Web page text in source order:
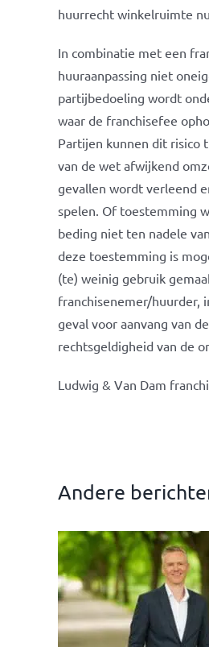
huurrecht winkelruimte
In combinatie met een
huuraanpassing niet
partijbedoeling wordt
waar de franchisefee
Partijen kunnen dit risico
van de wet afwijkend
gevallen wordt verleend
spelen. Of toestemming
beding niet ten nadele
deze toestemming is
(te) weinig gebruik
franchisenemer/huurder,
geval voor aanvang van
rechtsgeldigheid van de
Ludwig & Van Dam
Andere